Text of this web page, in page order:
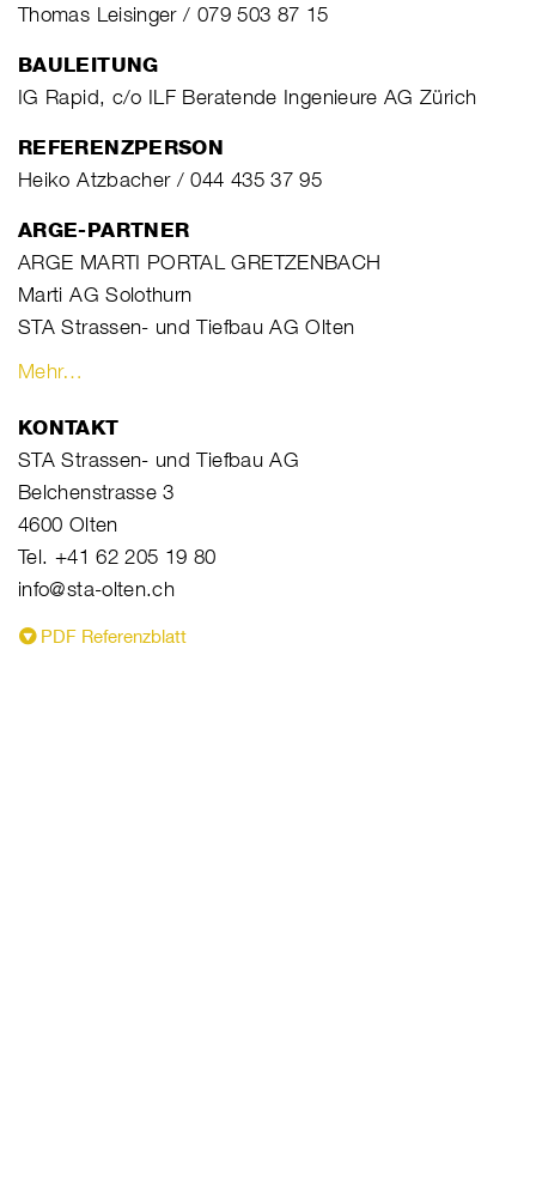
Thomas Leisinger / 079 503 87 15
BAULEITUNG
IG Rapid, c/o ILF Beratende Ingenieure AG Zürich
REFERENZPERSON
Heiko Atzbacher / 044 435 37 95
ARGE-PARTNER
ARGE MARTI PORTAL GRETZENBACH
Marti AG Solothurn
STA Strassen- und Tiefbau AG Olten
Mehr…
KONTAKT
STA Strassen- und Tiefbau AG
Belchenstrasse 3
4600 Olten
Tel. +41 62 205 19 80
info@sta-olten.ch
PDF Referenzblatt